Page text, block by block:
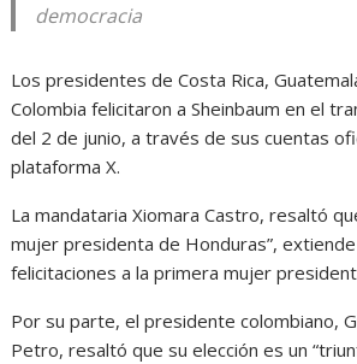
democracia
Los presidentes de Costa Rica,
Colombia felicitaron a Sheinbaum en el
del 2 de junio, a través de sus cuentas
plataforma X.
La mandataria Xiomara Castro, resaltó
mujer presidenta de Honduras”, extiende
felicitaciones a la primera mujer
Por su parte, el presidente colombiano,
Petro, resaltó que su elección es un